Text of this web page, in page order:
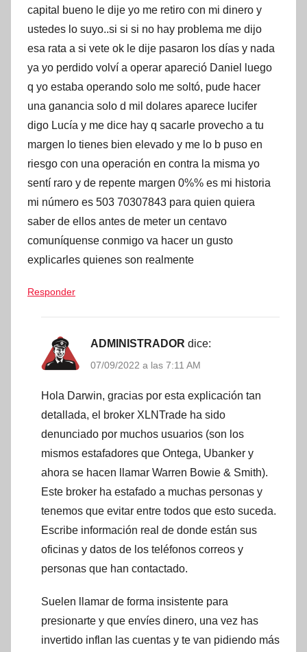
capital bueno le dije yo me retiro con mi dinero y
ustedes lo suyo..si si si no hay problema me dijo
esa rata a si vete ok le dije pasaron los días y nada
ya yo perdido volví a operar apareció Daniel luego
q yo estaba operando solo me soltó, pude hacer
una ganancia solo d mil dolares aparece lucifer
digo Lucía y me dice hay q sacarle provecho a tu
margen lo tienes bien elevado y me lo b puso en
riesgo con una operación en contra la misma yo
sentí raro y de repente margen 0%% es mi historia
mi número es 503 70307843 para quien quiera
saber de ellos antes de meter un centavo
comuníquense conmigo va hacer un gusto
explicarles quienes son realmente
Responder
ADMINISTRADOR dice:
07/09/2022 a las 7:11 AM
Hola Darwin, gracias por esta explicación tan
detallada, el broker XLNTrade ha sido
denunciado por muchos usuarios (son los
mismos estafadores que Ontega, Ubanker y
ahora se hacen llamar Warren Bowie & Smith).
Este broker ha estafado a muchas personas y
tenemos que evitar entre todos que esto suceda.
Escribe información real de donde están sus
oficinas y datos de los teléfonos correos y
personas que han contactado.
Suelen llamar de forma insistente para
presionarte y que envíes dinero, una vez has
invertido inflan las cuentas y te van pidiendo más